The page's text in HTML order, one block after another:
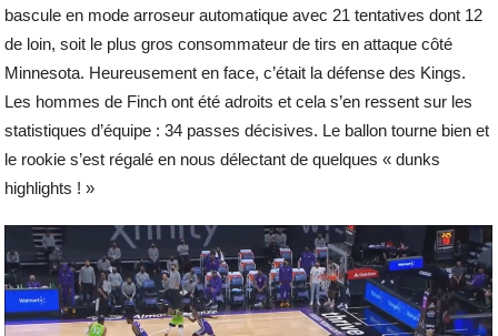
bascule en mode arroseur automatique avec 21 tentatives dont 12
de loin, soit le plus gros consommateur de tirs en attaque côté
Minnesota. Heureusement en face, c’était la défense des Kings.
Les hommes de Finch ont été adroits et cela s’en ressent sur les
statistiques d’équipe : 34 passes décisives. Le ballon tourne bien et
le rookie s’est régalé en nous délectant de quelques « dunks
highlights ! »